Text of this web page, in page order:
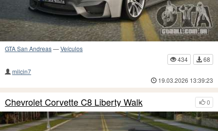
GTA San Andreas—Veículos
434
68
milcin7
19.03.2026 13:39:23
0
Chevrolet Corvette C8 Liberty Walk